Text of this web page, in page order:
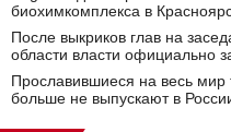
биохимкомплекса в
После выкриков глав на
области власти официально
Прославившиеся на весь
больше не выпускают в